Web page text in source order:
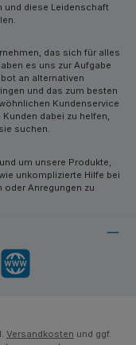
und diese Leidenschaft
das sich für alles
es uns zur Aufgabe
an alternativen
und das zum besten
Kundenservice
dabei zu helfen,
suchen.
um unsere Produkte,
unkomplizierte Hilfe bei
oder Anregungen zu
Website
Versandkosten und ggf.